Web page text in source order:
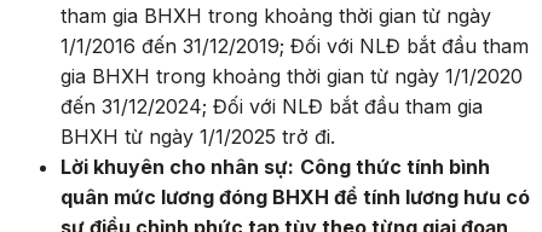
tham gia BHXH trong khoảng thời gian từ ngày
1/1/2016 đến 31/12/2019; Đối với NLĐ bắt đầu tham
gia BHXH trong khoảng thời gian từ ngày 1/1/2020
đến 31/12/2024; Đối với NLĐ bắt đầu tham gia
BHXH từ ngày 1/1/2025 trở đi.
Lời khuyên cho nhân sự: Công thức tính bình
quân mức lương đóng BHXH để tính lương hưu có